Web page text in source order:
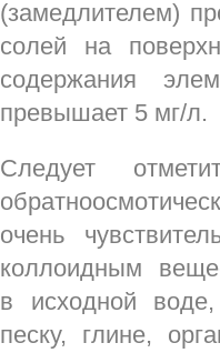
(замедлителем)
солей на
содержания
превышает 5 мг/л.
Следует
очень
коллоидным
в исходной
песку, глине,